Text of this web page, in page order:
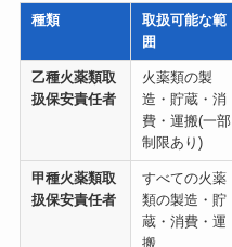
種類
取扱可能な範
囲
乙種火薬類取
扱保安責任者
火薬類の製
造・貯蔵・消
費・運搬(一部
制限あり)
甲種火薬類取
扱保安責任者
すべての火薬
類の製造・貯
蔵・消費・運
搬